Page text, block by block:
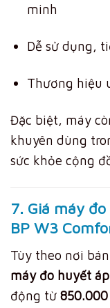
minh
Dễ sử dụng,
Thương hiệu
Đặc biệt, máy
khuyên dùng
sức khỏe cộng
7. Giá máy
BP W3
Tùy theo nơi
máy đo huyết
động từ